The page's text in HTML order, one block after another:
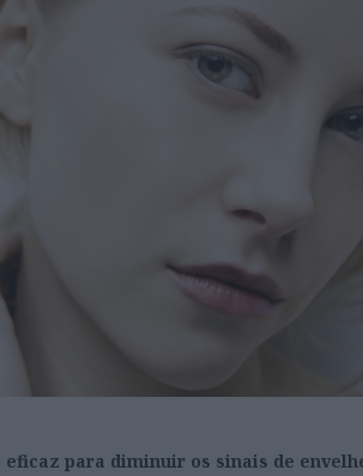
eficaz para diminuir os sinais de